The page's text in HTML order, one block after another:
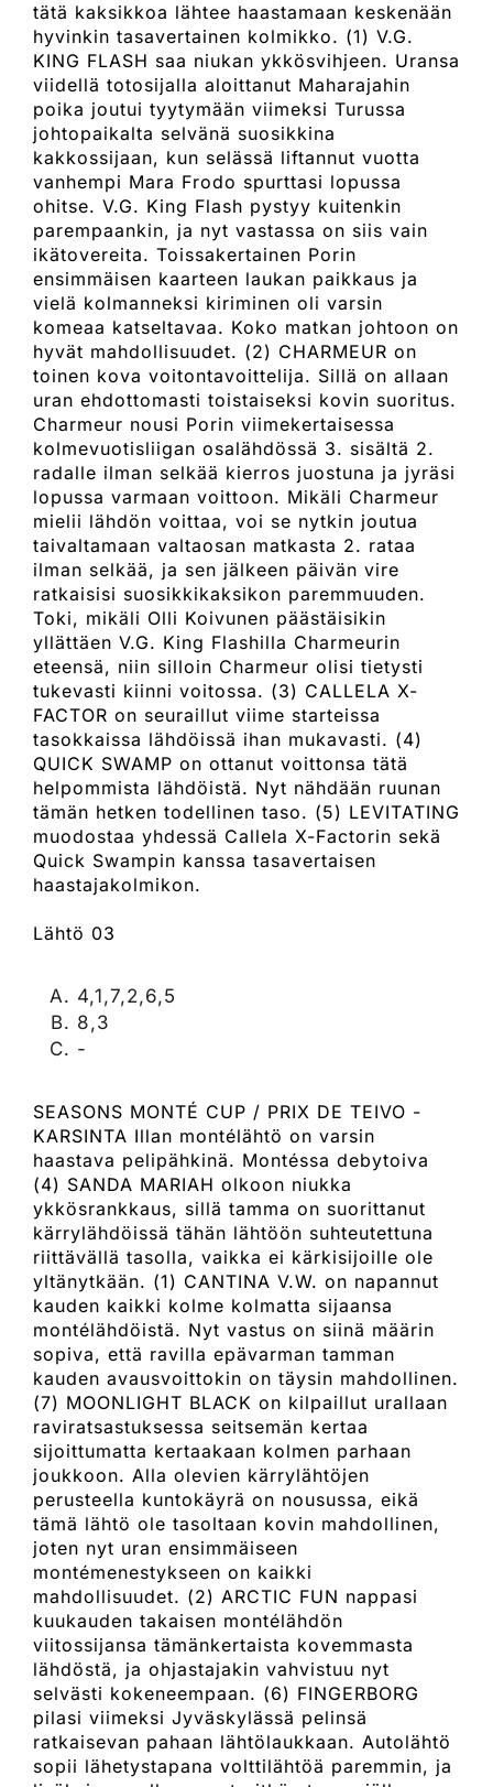
tätä kaksikkoa lähtee haastamaan keskenään
hyvinkin tasavertainen kolmikko. (1) V.G.
KING FLASH saa niukan ykkösvihjeen. Uransa
viidellä totosijalla aloittanut Maharajahin
poika joutui tyytymään viimeksi Turussa
johtopaikalta selvänä suosikkina
kakkossijaan, kun selässä liftannut vuotta
vanhempi Mara Frodo spurttasi lopussa
ohitse. V.G. King Flash pystyy kuitenkin
parempaankin, ja nyt vastassa on siis vain
ikätovereita. Toissakertainen Porin
ensimmäisen kaarteen laukan paikkaus ja
vielä kolmanneksi kiriminen oli varsin
komeaa katseltavaa. Koko matkan johtoon on
hyvät mahdollisuudet. (2) CHARMEUR on
toinen kova voitontavoittelija. Sillä on allaan
uran ehdottomasti toistaiseksi kovin suoritus.
Charmeur nousi Porin viimekertaisessa
kolmevuotisliigan osalähdössä 3. sisältä 2.
radalle ilman selkää kierros juostuna ja jyräsi
lopussa varmaan voittoon. Mikäli Charmeur
mielii lähdön voittaa, voi se nytkin joutua
taivaltamaan valtaosan matkasta 2. rataa
ilman selkää, ja sen jälkeen päivän vire
ratkaisisi suosikkikaksikon paremmuuden.
Toki, mikäli Olli Koivunen päästäisikin
yllättäen V.G. King Flashilla Charmeurin
eteensä, niin silloin Charmeur olisi tietysti
tukevasti kiinni voitossa. (3) CALLELA X-
FACTOR on seuraillut viime starteissa
tasokkaissa lähdöissä ihan mukavasti. (4)
QUICK SWAMP on ottanut voittonsa tätä
helpommista lähdöistä. Nyt nähdään ruunan
tämän hetken todellinen taso. (5) LEVITATING
muodostaa yhdessä Callela X-Factorin sekä
Quick Swampin kanssa tasavertaisen
haastajakolmikon.
Lähtö 03
4,1,7,2,6,5
8,3
-
SEASONS MONTÉ CUP / PRIX DE TEIVO -
KARSINTA Illan montélähtö on varsin
haastava pelipähkinä. Montéssa debytoiva
(4) SANDA MARIAH olkoon niukka
ykkösrankkaus, sillä tamma on suorittanut
kärrylähdöissä tähän lähtöön suhteutettuna
riittävällä tasolla, vaikka ei kärkisijoille ole
yltänytkään. (1) CANTINA V.W. on napannut
kauden kaikki kolme kolmatta sijaansa
montélähdöistä. Nyt vastus on siinä määrin
sopiva, että ravilla epävarman tamman
kauden avausvoittokin on täysin mahdollinen.
(7) MOONLIGHT BLACK on kilpaillut urallaan
raviratsastuksessa seitsemän kertaa
sijoittumatta kertaakaan kolmen parhaan
joukkoon. Alla olevien kärrylähtöjen
perusteella kuntokäyrä on nousussa, eikä
tämä lähtö ole tasoltaan kovin mahdollinen,
joten nyt uran ensimmäiseen
montémenestykseen on kaikki
mahdollisuudet. (2) ARCTIC FUN nappasi
kuukauden takaisen montélähdön
viitossijansa tämänkertaista kovemmasta
lähdöstä, ja ohjastajakin vahvistuu nyt
selvästi kokeneempaan. (6) FINGERBORG
pilasi viimeksi Jyväskylässä pelinsä
ratkaisevan pahaan lähtölaukkaan. Autolähtö
sopii lähetystapana volttilähtöä paremmin, ja